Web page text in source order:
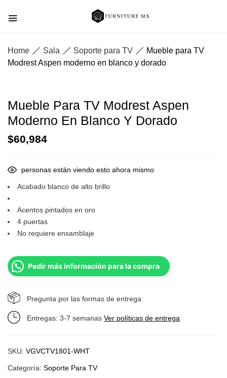
Home Sala Soporte para TV
Mueble para TV
Modrest Aspen moderno en blanco y dorado
Mueble Para TV Modrest Aspen
Moderno En Blanco Y Dorado
$60,984
personas están viendo esto ahora mismo
Acabado blanco de alto brillo
Acentos pintados en oro
4 puertas
No requiere ensamblaje
Pedir más información para la compra
Pregunta por las formas de entrega
Entregas: 3-7 semanas Ver políticas de entrega
SKU: VGVCTV1801-WHT
Categoría: Soporte Para TV